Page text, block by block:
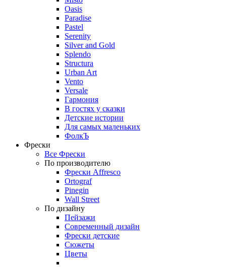
Oasis
Paradise
Pastel
Serenity
Silver and Gold
Splendo
Structura
Urban Art
Vento
Versale
Гармония
В гостях у сказки
Детские истории
Для самых маленьких
ФолкЪ
Фрески
Все Фрески
По производителю
Фрески Affresco
Ortograf
Pinegin
Wall Street
По дизайну
Пейзажи
Современный дизайн
Фрески детские
Сюжеты
Цветы